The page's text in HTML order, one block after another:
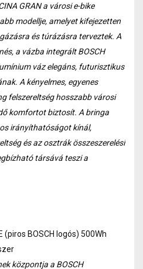
GRAN a városi e-bike
modellje, amelyet kifejezetten
és túrázásra terveztek. A
a vázba integrált BOSCH
váz elegáns, futurisztikus
A kényelmes, egyenes
felszereltség hosszabb városi
komfortot biztosít. A bringa
irányíthatóságot kínál,
és az osztrák összeszerelési
társává teszi a
(piros BOSCH logós) 500Wh
központja a BOSCH